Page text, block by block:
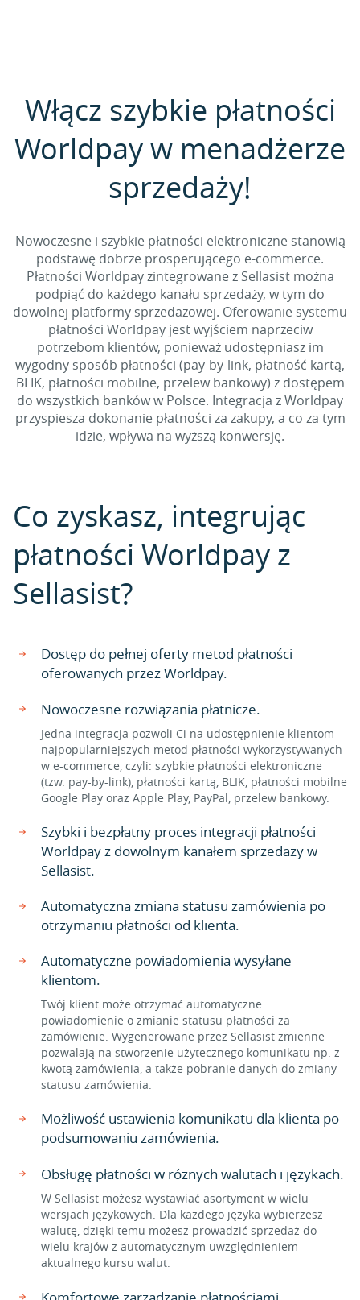
Włącz szybkie płatności
Worldpay w menadżerze
sprzedaży!
Nowoczesne i szybkie płatności elektroniczne stanowią
podstawę dobrze prosperującego e-commerce.
Płatności Worldpay zintegrowane z Sellasist można
podpiąć do każdego kanału sprzedaży, w tym do
dowolnej platformy sprzedażowej. Oferowanie systemu
płatności Worldpay jest wyjściem naprzeciw
potrzebom klientów, ponieważ udostępniasz im
wygodny sposób płatności (pay-by-link, płatność kartą,
BLIK, płatności mobilne, przelew bankowy) z dostępem
do wszystkich banków w Polsce. Integracja z Worldpay
przyspiesza dokonanie płatności za zakupy, a co za tym
idzie, wpływa na wyższą konwersję.
Co zyskasz, integrując
płatności Worldpay z
Sellasist?
Dostęp do pełnej oferty metod płatności
oferowanych przez Worldpay.
Nowoczesne rozwiązania płatnicze.
Jedna integracja pozwoli Ci na udostępnienie klientom
najpopularniejszych metod płatności wykorzystywanych
w e-commerce, czyli: szybkie płatności elektroniczne
(tzw. pay-by-link), płatności kartą, BLIK, płatności mobilne
Google Play oraz Apple Play, PayPal, przelew bankowy.
Szybki i bezpłatny proces integracji płatności
Worldpay z dowolnym kanałem sprzedaży w
Sellasist.
Automatyczna zmiana statusu zamówienia po
otrzymaniu płatności od klienta.
Automatyczne powiadomienia wysyłane
klientom.
Twój klient może otrzymać automatyczne
powiadomienie o zmianie statusu płatności za
zamówienie. Wygenerowane przez Sellasist zmienne
pozwalają na stworzenie użytecznego komunikatu np. z
kwotą zamówienia, a także pobranie danych do zmiany
statusu zamówienia.
Możliwość ustawienia komunikatu dla klienta po
podsumowaniu zamówienia.
Obsługę płatności w różnych walutach i językach.
W Sellasist możesz wystawiać asortyment w wielu
wersjach językowych. Dla każdego języka wybierzesz
walutę, dzięki temu możesz prowadzić sprzedaż do
wielu krajów z automatycznym uwzględnieniem
aktualnego kursu walut.